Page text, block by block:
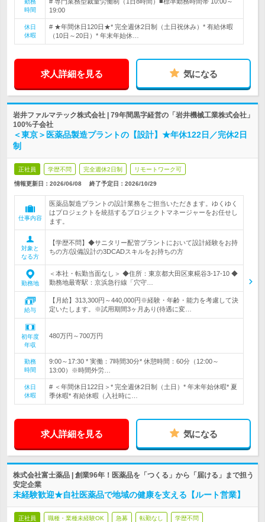
勤務
時間
19:00
休日
休暇
# ★年間休日120日★* 完全週休2日制（土日祝休み）* 有給休暇
（10日～20日）* 年末年始休…
求人詳細を見る 気になる
岩井ファルマテック株式会社 | 79年間黒字経営の「岩井機械工業株式会社」
100%子会社
＜東京＞医薬品製造プラントの【設計】★年休122日／完休2日
制
正社員 学歴不問 完全週休2日制 リモートワーク可
情報更新日：2026/06/08 終了予定日： 2026/10/29
仕事内容
医薬品製造プラントの設計業務をご担当いただきます。ゆくゆく
はプロジェクトを統括するプロジェクトマネージャーをお任せし
ます。
対象と
なる方
【学歴不問】◆サニタリー配管プラントにおいて設計経験をお持
ちの方/設備設計の3DCADスキルをお持ちの方
勤務地
＜本社・転勤当面なし＞ ◆住所：東京都大田区東糀谷3-17-10 ◆
勤務地最寄駅：京浜急行線「穴守…
給与
【月給】313,300円～440,000円※経験・年齢・能力を考慮して決
定いたします。※試用期間3ヶ月あり(待遇に変…
初年度
年収
480万円～700万円
勤務
時間
9:00～17:30 * 実働：7時間30分* 休憩時間：60分（12:00～
13:00）※時間外労…
休日
休暇
# ＜年間休日122日＞* 完全週休2日制（土日）* 年末年始休暇* 夏
季休暇* 有給休暇（入社時に…
求人詳細を見る 気になる
株式会社富士薬品 | 創業96年！医薬品を「つくる」から「届ける」まで担う
安定企業
未経験歓迎★自社医薬品で地域の健康を支える【ルート営業】
正社員 職種・業種未経験OK 急募 転勤なし 学歴不問